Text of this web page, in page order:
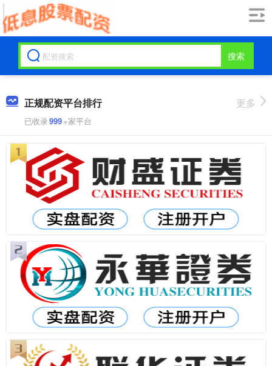
搜索
正规配资平台排行
已收录999+家平台
更多